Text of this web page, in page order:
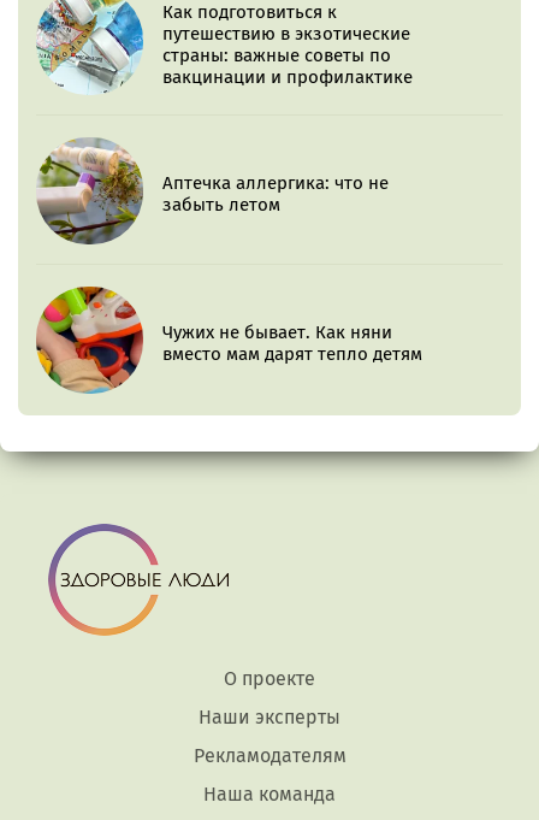
Как подготовиться к
путешествию в экзотические
страны: важные советы по
вакцинации и профилактике
Аптечка аллергика: что не
забыть летом
Чужих не бывает. Как няни
вместо мам дарят тепло детям
О проекте
Наши эксперты
Рекламодателям
Наша команда